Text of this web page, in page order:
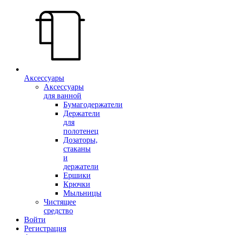
Аксессуары
Аксессуары
для ванной
Бумагодержатели
Держатели
для
полотенец
Дозаторы,
стаканы
и
держатели
Ершики
Крючки
Мыльницы
Чистящее
средство
Войти
Регистрация